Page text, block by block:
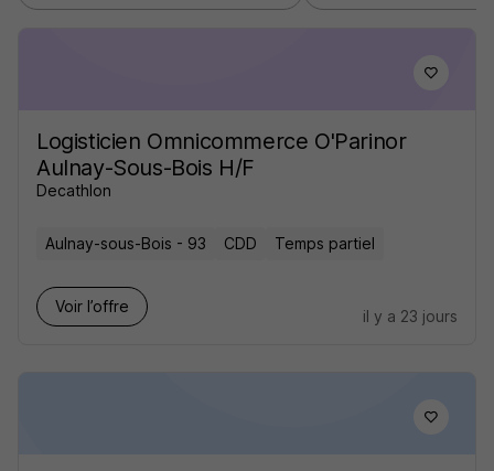
Logisticien Omnicommerce O'Parinor
Aulnay-Sous-Bois H/F
Decathlon
Aulnay-sous-Bois - 93 CDD Temps partiel
Voir l’offre
il y a 23 jours